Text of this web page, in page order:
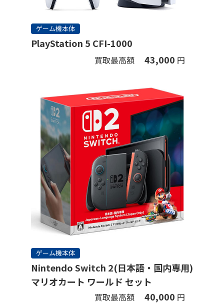
ゲーム機本体
PlayStation 5 CFI-1000
買取最高額 43,000 円
ゲーム機本体
Nintendo Switch 2(日本語・国内専用)
マリオカート ワールド セット
買取最高額 40,000 円